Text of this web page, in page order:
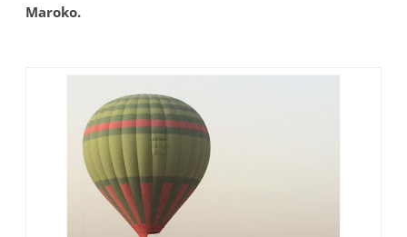
Maroko.